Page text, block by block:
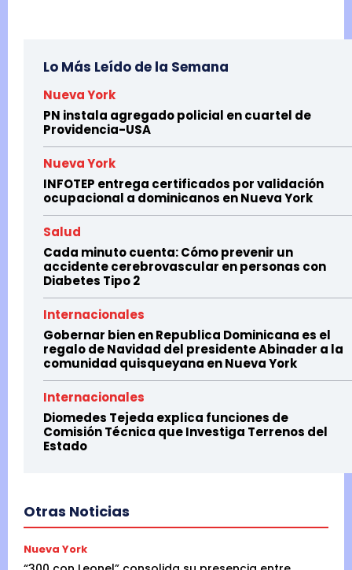
Lo Más Leído de la Semana
Nueva York
PN instala agregado policial en cuartel de
Providencia-USA
Nueva York
INFOTEP entrega certificados por validación
ocupacional a dominicanos en Nueva York
Salud
Cada minuto cuenta: Cómo prevenir un
accidente cerebrovascular en personas con
Diabetes Tipo 2
Internacionales
Gobernar bien en Republica Dominicana es el
regalo de Navidad del presidente Abinader a la
comunidad quisqueyana en Nueva York
Internacionales
Diomedes Tejeda explica funciones de
Comisión Técnica que Investiga Terrenos del
Estado
Otras Noticias
Nueva York